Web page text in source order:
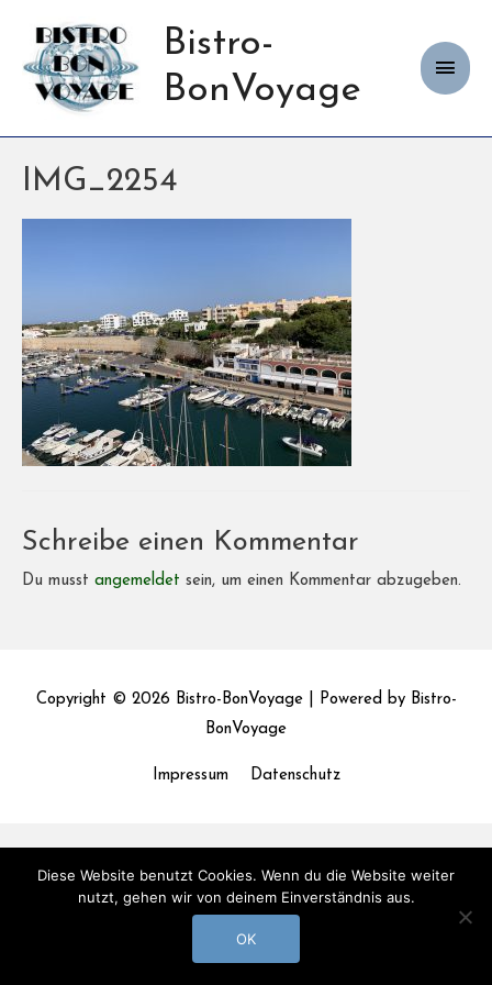
Bistro-
BonVoyage
IMG_2254
Schreibe einen Kommentar
Du musst angemeldet sein, um einen Kommentar abzugeben.
Copyright © 2026 Bistro-BonVoyage| Powered by Bistro-
BonVoyage
Impressum Datenschutz
Diese Website benutzt Cookies. Wenn du die Website weiter
nutzt, gehen wir von deinem Einverständnis aus.
OK